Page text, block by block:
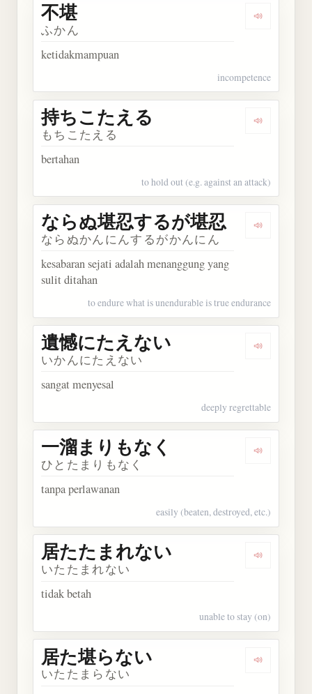
Dengarkan
不堪
ふかん
ketidakmampuan
incompetence
Dengarkan
持ちこたえる
もちこたえる
bertahan
to hold out (e.g. against an attack)
Dengarkan
ならぬ堪忍するが堪忍
ならぬかんにんするがかんにん
kesabaran sejati adalah menanggung yang
sulit ditahan
to endure what is unendurable is true endurance
Dengarkan
遺憾にたえない
いかんにたえない
sangat menyesal
deeply regrettable
Dengarkan
一溜まりもなく
ひとたまりもなく
tanpa perlawanan
easily (beaten, destroyed, etc.)
Dengarkan
居たたまれない
いたたまれない
tidak betah
unable to stay (on)
Dengarkan
居た堪らない
いたたまらない